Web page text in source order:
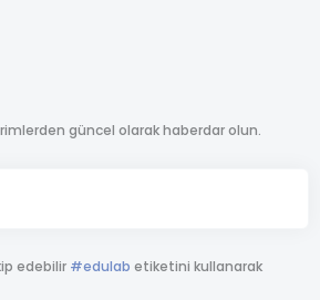
güncel olarak haberdar olun.
edebilir #edulab etiketini kullanarak